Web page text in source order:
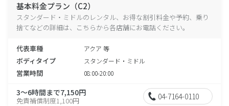
基本料金プラン（C2）
スタンダード・ミドルのレンタル、お得な割引料金や予約、乗り
捨てなどの詳細は、こちらから各店舗にお電話ください。
代表車種 アクア 等
ボディタイプ スタンダード・ミドル
営業時間 08:00-20:00
3～6時間まで7,150円
免責補償制度1,100円 04-7164-0110